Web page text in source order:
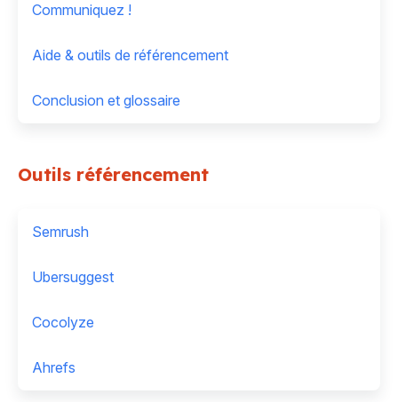
Communiquez !
Aide & outils de référencement
Conclusion et glossaire
Outils référencement
Semrush
Ubersuggest
Cocolyze
Ahrefs